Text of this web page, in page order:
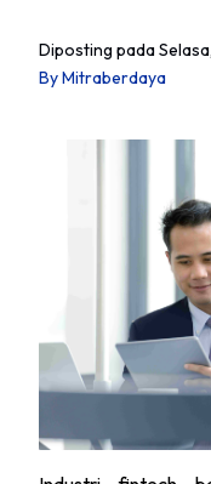
Diposting pada
ByMitraberdaya